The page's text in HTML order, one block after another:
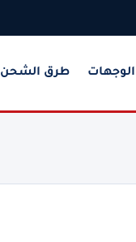
الوجهات طرق الشحن